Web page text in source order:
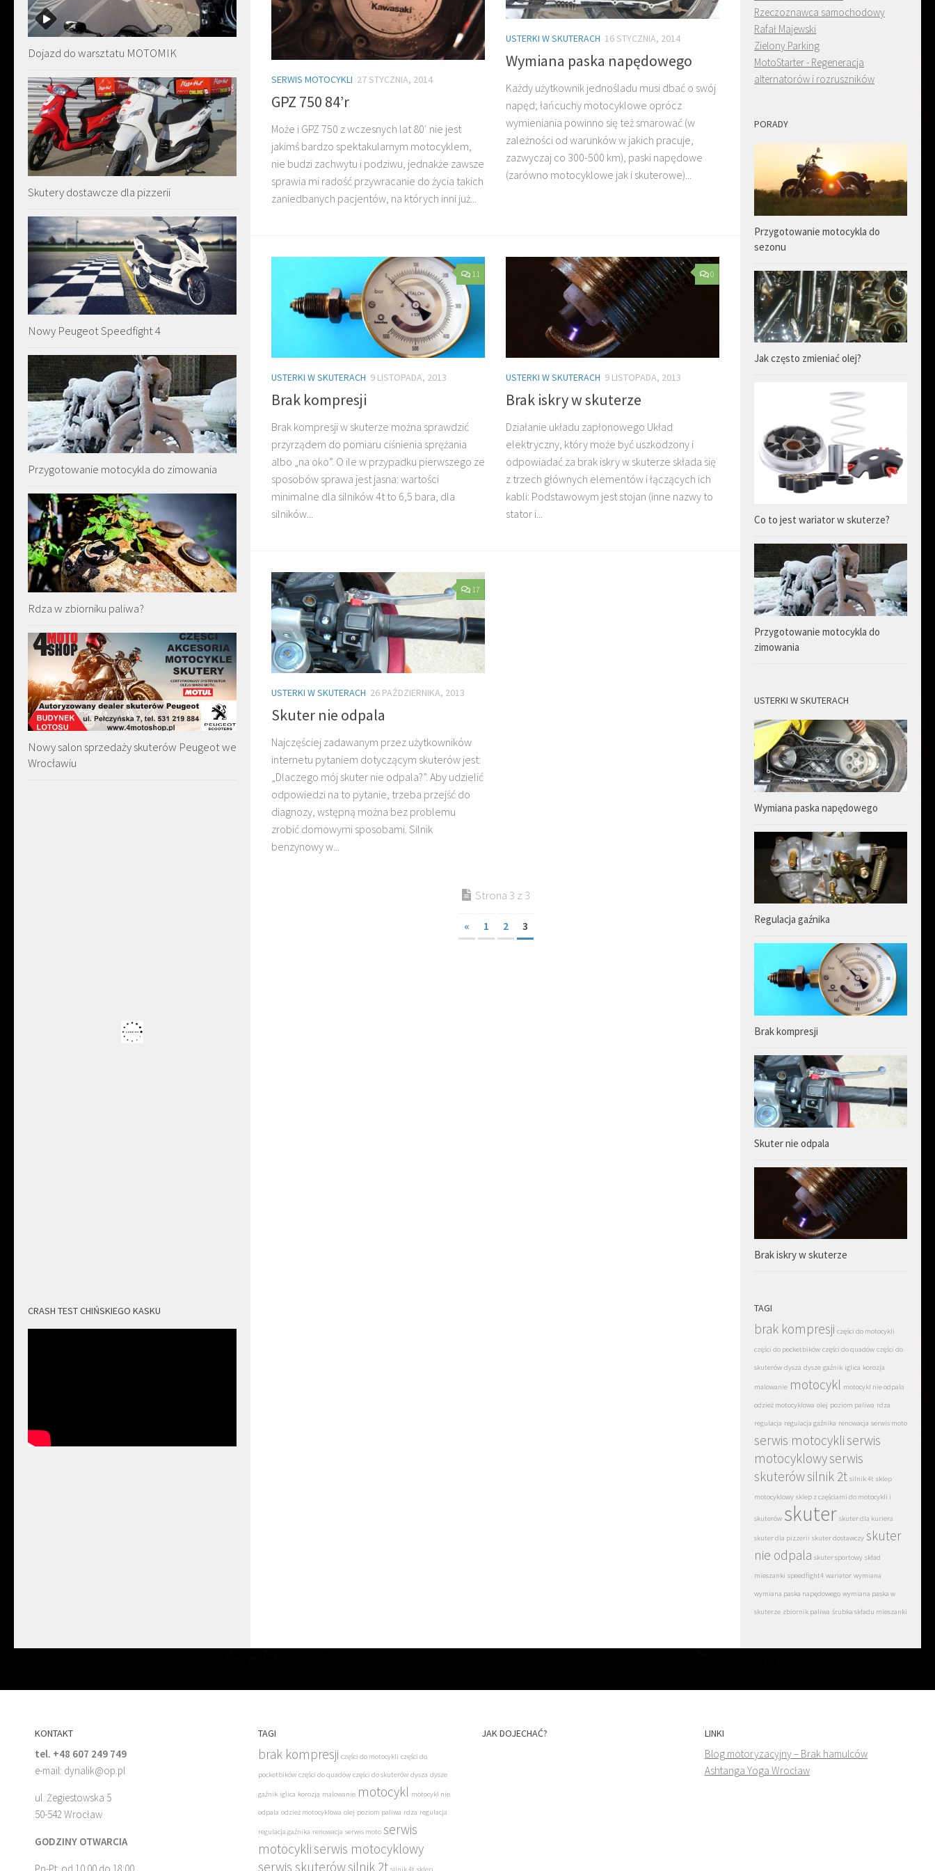
SERWIS MOTOCYKLI 27 STYCZNIA, 2014
GPZ 750 84’r
Może i GPZ 750 z wczesnych lat 80′ nie jest
jakimś bardzo spektakularnym motocyklem,
nie budzi zachwytu i podziwu, jednakże zawsze
sprawia mi radość przywracanie do życia takich
zaniedbanych pacjentów, na których inni już...
USTERKI W SKUTERACH 16 STYCZNIA, 2014
Wymiana paska napędowego
Każdy użytkownik jednośladu musi dbać o swój
napęd; łańcuchy motocyklowe oprócz
wymieniania powinno się też smarować (w
zależności od warunków w jakich pracuje,
zazwyczaj co 300-500 km), paski napędowe
(zarówno motocyklowe jak i skuterowe)...
11
USTERKI W SKUTERACH 9 LISTOPADA, 2013
Brak kompresji
Brak kompresji w skuterze można sprawdzić
przyrządem do pomiaru ciśnienia sprężania
albo „na oko”. O ile w przypadku pierwszego ze
sposobów sprawa jest jasna: wartości
minimalne dla silników 4t to 6,5 bara, dla
silników...
0
USTERKI W SKUTERACH 9 LISTOPADA, 2013
Brak iskry w skuterze
Działanie układu zapłonowego Układ
elektryczny, który może być uszkodzony i
odpowiadać za brak iskry w skuterze składa się
z trzech głównych elementów i łączących ich
kabli: Podstawowym jest stojan (inne nazwy to
stator i...
17
USTERKI W SKUTERACH 26 PAŹDZIERNIKA, 2013
Skuter nie odpala
Najczęściej zadawanym przez użytkowników
internetu pytaniem dotyczącym skuterów jest:
„Dlaczego mój skuter nie odpala?”. Aby udzielić
odpowiedzi na to pytanie, trzeba przejść do
diagnozy, wstępną można bez problemu
zrobić domowymi sposobami. Silnik
benzynowy w...
Strona 3 z 3
« 1 2 3
Dojazd do warsztatu MOTOMIK
Skutery dostawcze dla pizzerii
Nowy Peugeot Speedfight 4
Przygotowanie motocykla do zimowania
Rdza w zbiorniku paliwa?
Nowy salon sprzedaży skuterów Peugeot we
Wrocławiu
CRASH TEST CHIŃSKIEGO KASKU
Rzeczoznawca samochodowy
Rafał Majewski
Zielony Parking
MotoStarter - Regeneracja
alternatorów i rozruszników
PORADY
Przygotowanie motocykla do
sezonu
Jak często zmieniać olej?
Co to jest wariator w skuterze?
Przygotowanie motocykla do
zimowania
USTERKI W SKUTERACH
Wymiana paska napędowego
Regulacja gaźnika
Brak kompresji
Skuter nie odpala
Brak iskry w skuterze
TAGI
brak kompresji części do motocykli
części do pocketbików części do quadów części do
skuterów dysza dysze gaźnik iglica korozja
malowanie motocykl motocykl nie odpala
odzież motocyklowa olej poziom paliwa rdza
regulacja regulacja gaźnika renowacja serwis moto
serwis motocykliserwis
motocyklowyserwis
skuterówsilnik 2t silnik 4t sklep
motocyklowy sklep z częściami do motocykli i
skuterów skuter skuter dla kuriera
skuter dla pizzerii skuter dostawczy skuter
nie odpala skuter sportowy skład
mieszanki speedfight4 wariator wymiana
wymiana paska napędowego wymiana paska w
skuterze zbiornik paliwa śrubka składu mieszanki
KONTAKT
tel. +48 607 249 749
e-mail: dynalik@op.pl
ul. Żegiestowska 5
50-542 Wrocław
GODZINY OTWARCIA
TAGI
brak kompresji części do motocykli części do
pocketbików części do quadów części do skuterów dysza dysze
gaźnik iglica korozja malowanie motocykl motocykl nie
odpala odzież motocyklowa olej poziom paliwa rdza regulacja
regulacja gaźnika renowacja serwis moto serwis
motocykliserwis motocyklowy
serwis skuterówsilnik 2t
JAK DOJECHAĆ? LINKI
Blog motoryzacyjny – Brak hamulców
Ashtanga Yoga Wrocław